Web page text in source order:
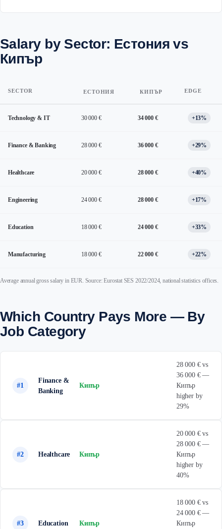
Salary by Sector: Естония vs
Кипър
SECTOR ЕСТОНИЯ КИПЪР EDGE
Technology & IT 30 000 € 34 000 € +13%
Finance & Banking 28 000 € 36 000 € +29%
Healthcare 20 000 € 28 000 € +40%
Engineering 24 000 € 28 000 € +17%
Education 18 000 € 24 000 € +33%
Manufacturing 18 000 € 22 000 € +22%
Average annual gross salary in EUR. Source: Eurostat SES 2022/2024, national statistics offices.
Which Country Pays More — By
Job Category
#1
Finance &
Banking
Кипър
28 000 € vs
36 000 € —
Кипър
higher by
29%
#2 Healthcare Кипър
20 000 € vs
28 000 € —
Кипър
higher by
40%
#3 Education Кипър
18 000 € vs
24 000 € —
Кипър